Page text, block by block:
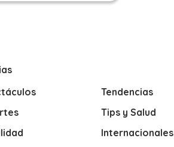
Tendencias
Tips y Salud
Internacionales